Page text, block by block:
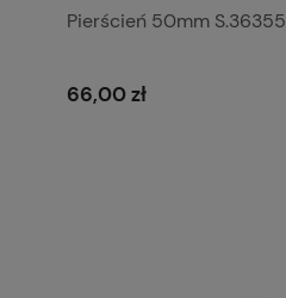
Pierścień 50mm S.36355
66,00 zł